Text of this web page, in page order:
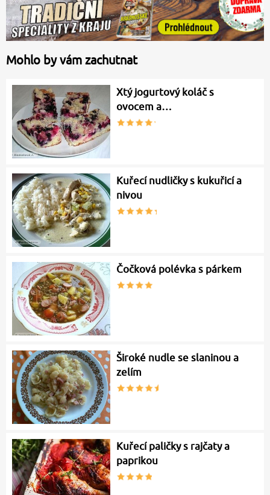
Mohlo by vám zachutnat
Xtý jogurtový koláč s
ovocem a…
Kuřecí nudličky s kukuřicí a
nivou
Čočková polévka s párkem
Široké nudle se slaninou a
zelím
Kuřecí paličky s rajčaty a
paprikou